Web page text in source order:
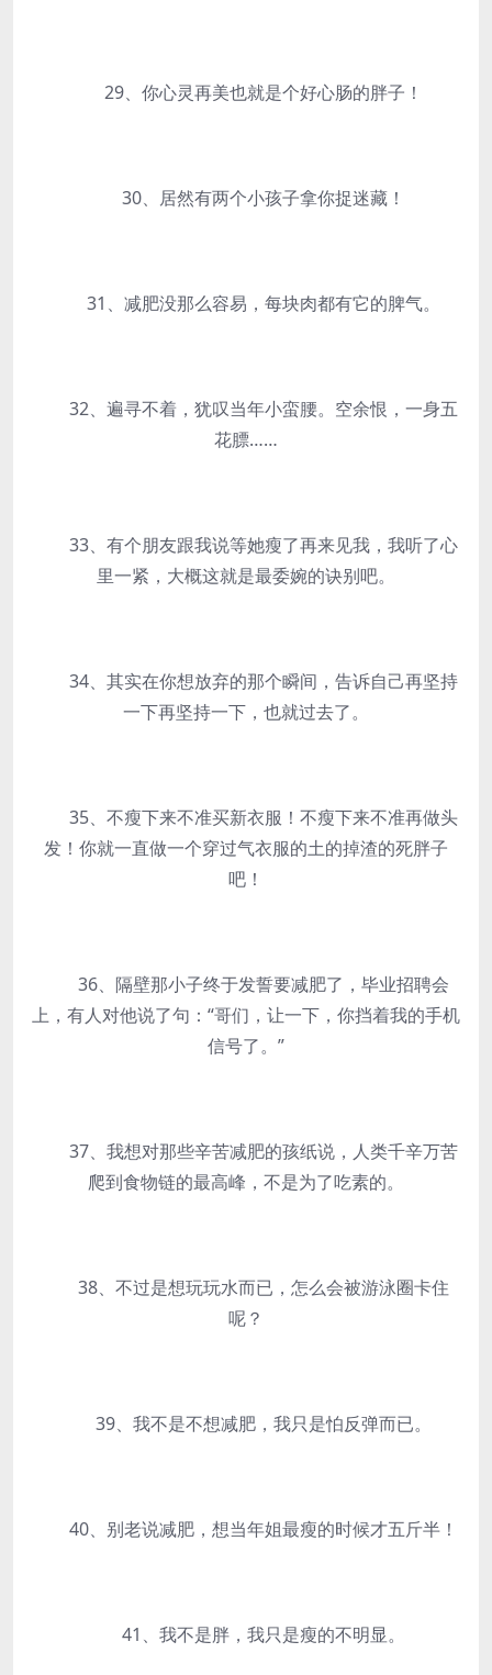
29、你心灵再美也就是个好心肠的胖子！
30、居然有两个小孩子拿你捉迷藏！
31、减肥没那么容易，每块肉都有它的脾气。
32、遍寻不着，犹叹当年小蛮腰。空余恨，一身五
花膘……
33、有个朋友跟我说等她瘦了再来见我，我听了心
里一紧，大概这就是最委婉的诀别吧。
34、其实在你想放弃的那个瞬间，告诉自己再坚持
一下再坚持一下，也就过去了。
35、不瘦下来不准买新衣服！不瘦下来不准再做头
发！你就一直做一个穿过气衣服的土的掉渣的死胖子
吧！
36、隔壁那小子终于发誓要减肥了，毕业招聘会
上，有人对他说了句：“哥们，让一下，你挡着我的手机
信号了。”
37、我想对那些辛苦减肥的孩纸说，人类千辛万苦
爬到食物链的最高峰，不是为了吃素的。
38、不过是想玩玩水而已，怎么会被游泳圈卡住
呢？
39、我不是不想减肥，我只是怕反弹而已。
40、别老说减肥，想当年姐最瘦的时候才五斤半！
41、我不是胖，我只是瘦的不明显。